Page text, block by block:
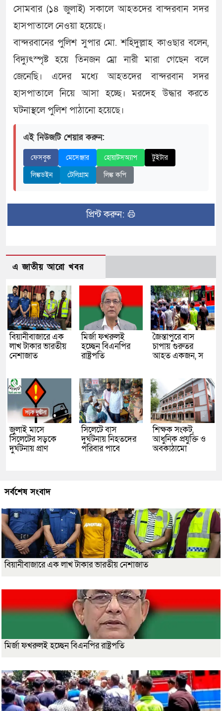
সোমবার (১৪ জুলাই) সকালে আহতদের বান্দরবান সদর
হাসপাতালে নেওয়া হয়েছে।
বান্দরবা‌নের পু‌লিশ সুপার মো. শ‌হিদুল্লাহ কাওছার বলেন,
বিদ্যুৎস্পৃষ্ট হয়ে তিনজন ম্রো নারী মারা গে‌ছেন বলে
জেনেছি। এদের ম‌ধ্যে আহতদের বান্দরবান সদর
হাসপাতা‌লে নি‌য়ে আসা হচ্ছে। মরদেহ উদ্ধার কর‌তে
ঘটনাস্থ‌লে পু‌লিশ পাঠা‌নো হ‌য়ে‌ছে।
এই নিউজটি শেয়ার করুন:
ফেসবুক মেসেঞ্জার হোয়াটসঅ্যাপ
টুইটার
লিঙ্কডইন
টেলিগ্রাম লিঙ্ক কপি
প্রিন্ট করুন:
এ জাতীয় আরো খবর
বিয়ানীবাজারে এক
লাখ টাকার ভারতীয়
নেশাজাত
মির্জা ফখরুলই
হচ্ছেন বিএনপির
রাষ্ট্রপতি
জৈন্তাপুরে বাস
চাপায় গুরুতর
আহত একজন, স
জুলাই মাসে
সিলেটের সড়কে
দুর্ঘটনায় প্রাণ
সিলেটে বাস
দুর্ঘটনায় নিহতদের
পরিবার পাবে
শিক্ষক সংকট,
আধুনিক প্রযুক্তি ও
অবকাঠামো
সর্বশেষ সংবাদ
বিয়ানীবাজারে এক লাখ টাকার ভারতীয় নেশাজাত
মির্জা ফখরুলই হচ্ছেন বিএনপির রাষ্ট্রপতি